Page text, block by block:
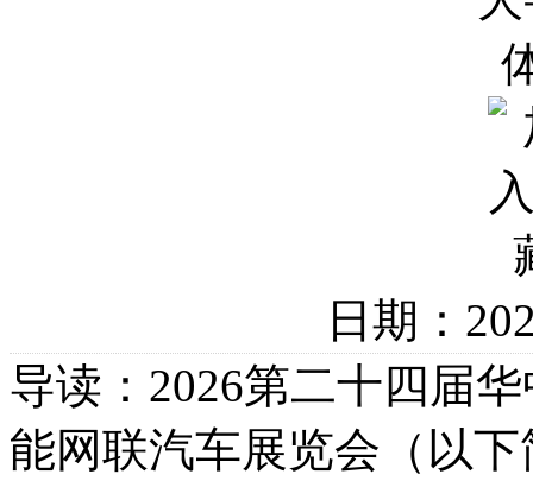
日期：
导读：2026第二十四届
能网联汽车展览会（以